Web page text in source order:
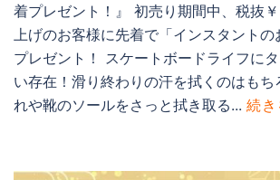
着プレゼント！』 初売り期間中、税抜
上げのお客様に先着で「インスタント
プレゼント！ スケートボードライフに
い存在！滑り終わりの汗を拭くのはも
れや靴のソールをさっと拭き取る... 続